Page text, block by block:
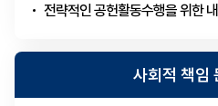
전략적인 공헌활동수행을 위한
사회적 책임